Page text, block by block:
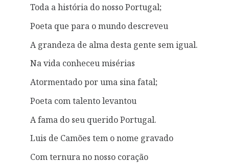
Toda a história do nosso Portugal;
Poeta que para o mundo descreveu
A grandeza de alma desta gente sem igual.
Na vida conheceu misérias
Atormentado por uma sina fatal;
Poeta com talento levantou
A fama do seu querido Portugal.
Luis de Camões tem o nome gravado
Com ternura no nosso coração